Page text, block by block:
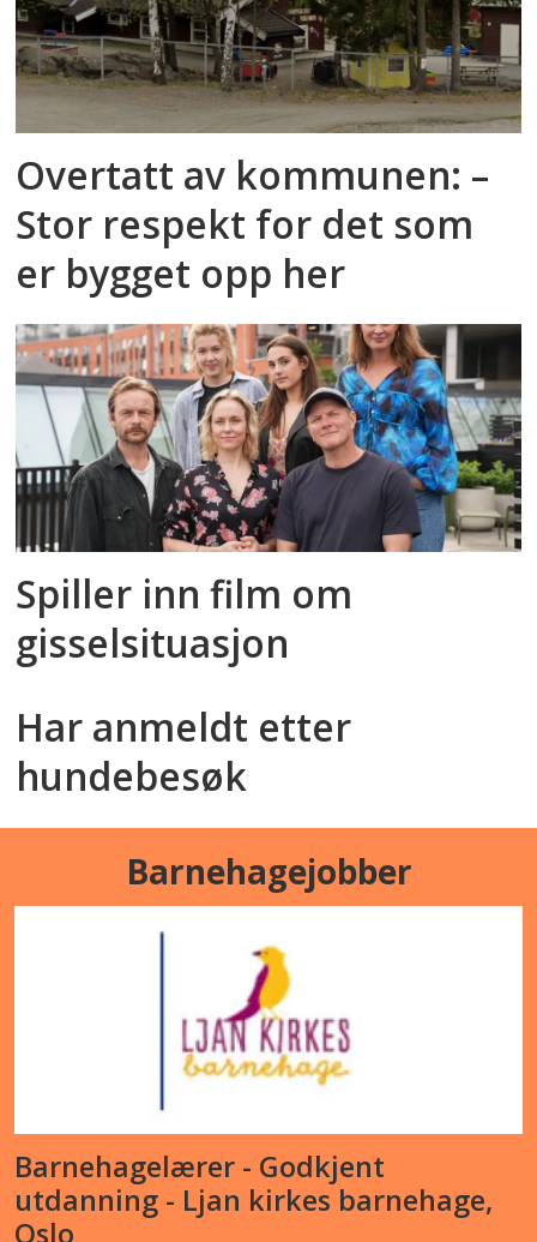
Overtatt av kommunen: –
Stor respekt for det som
er bygget opp her
Spiller inn film om
gisselsituasjon
Har anmeldt etter
hundebesøk
Barnehagejobber
Barnehagelærer - Godkjent
utdanning - Ljan kirkes barnehage,
Oslo